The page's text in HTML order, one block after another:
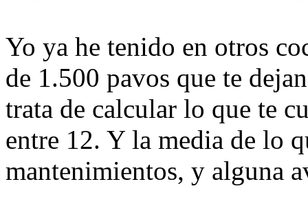
Yo ya he tenido en otros
de 1.500 pavos que te
trata de calcular lo que te
entre 12. Y la media de lo
mantenimientos, y alguna